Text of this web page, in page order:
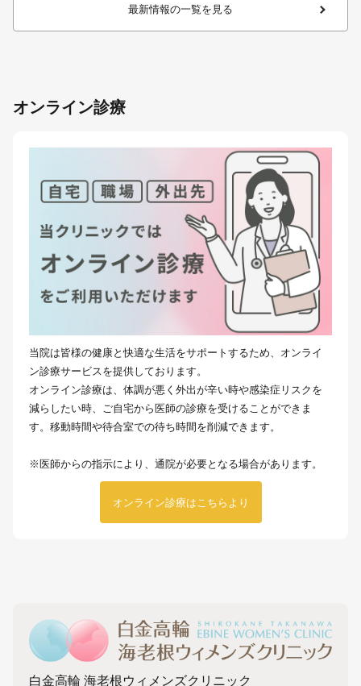
最新情報の一覧を見る
オンライン診療
当院は皆様の健康と快適な生活をサポートするため、オンライ
ン診療サービスを提供しております。
オンライン診療は、体調が悪く外出が辛い時や感染症リスクを
減らしたい時、ご自宅から医師の診療を受けることができま
す。移動時間や待合室での待ち時間を削減できます。
※医師からの指示により、通院が必要となる場合があります。
オンライン診療はこちらより
白金高輪 海老根ウィメンズクリニック